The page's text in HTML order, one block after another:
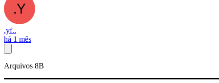
.yf..
há 1 mês
Arquivos 8B